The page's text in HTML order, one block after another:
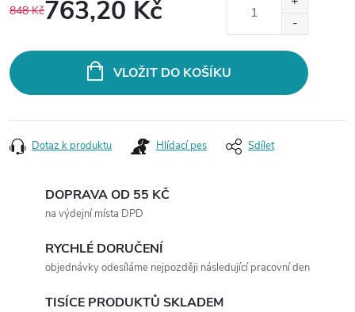
848 Kč763,20 Kč
VLOŽIT DO KOŠÍKU
Dotaz k produktu Hlídací pes Sdílet
DOPRAVA OD 55 KČ
na výdejní místa DPD
RYCHLÉ DORUČENÍ
objednávky odesíláme nejpozději následující pracovní den
TISÍCE PRODUKTŮ SKLADEM